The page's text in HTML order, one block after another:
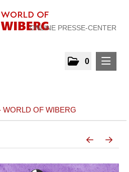
ONLINE PRESSE-CENTER
0
WORLD OF WIBERG